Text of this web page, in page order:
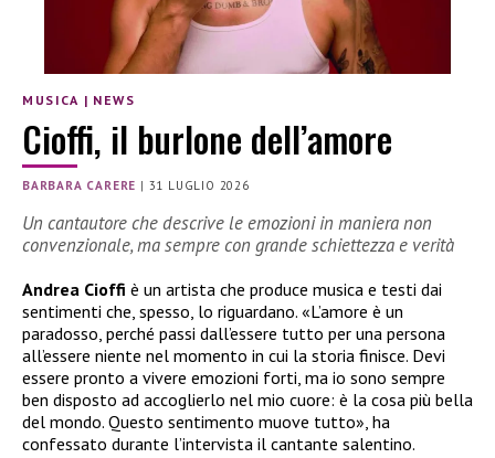
MUSICA | NEWS
Cioffi, il burlone dell’amore
BARBARA CARERE | 31 LUGLIO 2026
Un cantautore che descrive le emozioni in maniera non
convenzionale, ma sempre con grande schiettezza e verità
Andrea Cioffi è un artista che produce musica e testi dai
sentimenti che, spesso, lo riguardano. «L’amore è un
paradosso, perché passi dall’essere tutto per una persona
all’essere niente nel momento in cui la storia finisce. Devi
essere pronto a vivere emozioni forti, ma io sono sempre
ben disposto ad accoglierlo nel mio cuore: è la cosa più bella
del mondo. Questo sentimento muove tutto», ha
confessato durante l’intervista il cantante salentino.